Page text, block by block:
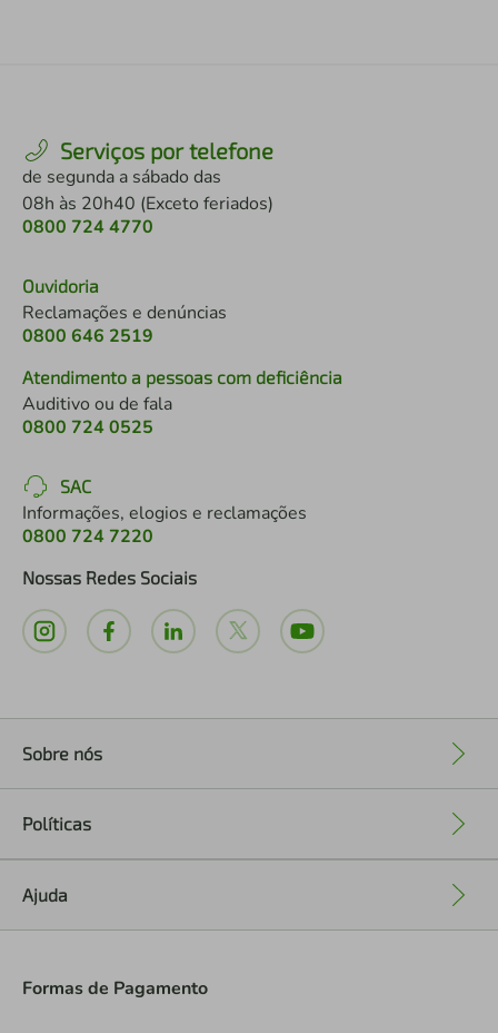
Serviços por telefone
de segunda a sábado das
08h às 20h40 (Exceto feriados)
0800 724 4770
Ouvidoria
Reclamações e denúncias
0800 646 2519
Atendimento a pessoas com deficiência
Auditivo ou de fala
0800 724 0525
SAC
Informações, elogios e reclamações
0800 724 7220
Nossas Redes Sociais
Sobre nós
Políticas
Ajuda
Formas de Pagamento